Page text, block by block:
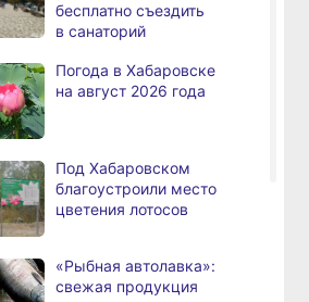
Дебаркадеры с памятными
именами начали строить
Эпидобстановка
В Хабаровском крае
высокотехнологичную
помощь получили более
Уровень Амура
у Хабаровска достиг 423
бесплатно съездить
в санаторий
Погода в Хабаровске
на август 2026 года
Под Хабаровском
благоустроили место
цветения лотосов
«Рыбная автолавка»:
свежая продукция